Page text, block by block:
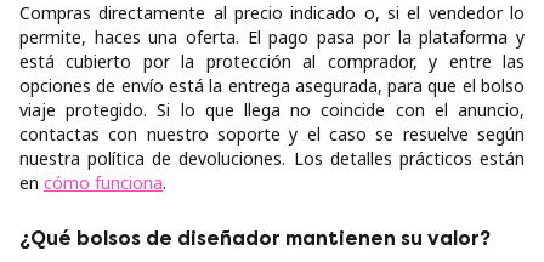
Compras directamente al precio indicado o, si el vendedor lo
permite, haces una oferta. El pago pasa por la plataforma y
está cubierto por la protección al comprador, y entre las
opciones de envío está la entrega asegurada, para que el bolso
viaje protegido. Si lo que llega no coincide con el anuncio,
contactas con nuestro soporte y el caso se resuelve según
nuestra política de devoluciones. Los detalles prácticos están
en cómo funciona.
¿Qué bolsos de diseñador mantienen su valor?